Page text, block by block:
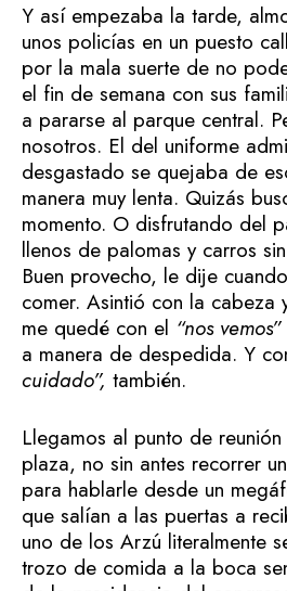
Y así empezaba la tarde,
unos policías en un puesto
por la mala suerte de no
el fin de semana con sus
a pararse al parque central.
nosotros. El del uniforme
desgastado se quejaba de
manera muy lenta. Quizás
momento. O disfrutando del
llenos de palomas y carros
Buen provecho, le dije
comer. Asintió con la cabeza
me quedé con el “nos vemos”
a manera de despedida. Y
cuidado”, también.
Llegamos al punto de
plaza, no sin antes recorrer
para hablarle desde un
que salían a las puertas a
uno de los Arzú literalmente
trozo de comida a la boca